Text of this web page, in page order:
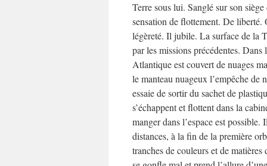
Terre sous lui. Sanglé sur son
sensation de flottement. De liberté.
légèreté. Il jubile. La surface de la
par les missions précédentes.
Atlantique est couvert de nuages
le manteau nuageux l’empêche
essaie de sortir du sachet de
s’échappent et flottent dans la
manger dans l’espace est
distances, à la fin de la première
tranches de couleurs et de